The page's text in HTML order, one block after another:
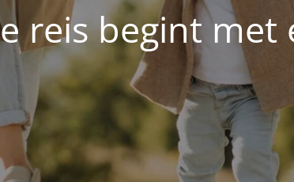
reis begint met